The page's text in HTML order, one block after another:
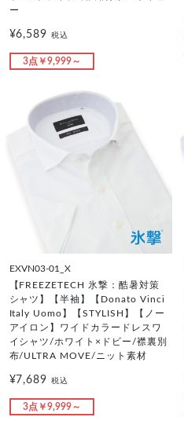
ー
¥6,589税込
3点￥9,999～
EXVN03-01_X
【FREEZETECH 氷撃：酷暑対策
シャツ】【半袖】【Donato Vinci
Italy Uomo】【STYLISH】【ノー
アイロン】ワイドカラードレスワ
イシャツ/ホワイト×ドビー/襟裏別
布/ULTRA MOVE/ニット素材
¥7,689税込
3点￥9,999～